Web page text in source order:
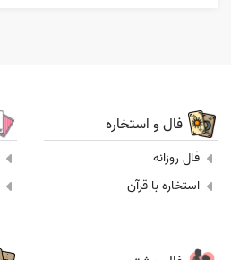
فال و استخاره
فال روزانه
استخاره با قرآن